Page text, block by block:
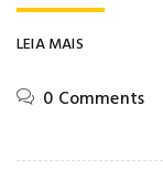
LEIA MAIS
0 Comments